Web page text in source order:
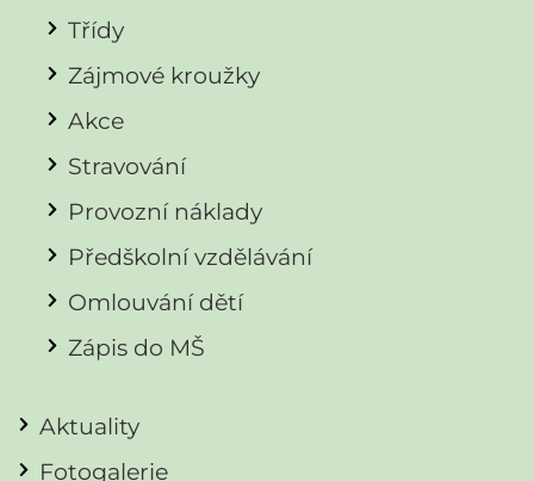
Třídy
Zájmové kroužky
Akce
Stravování
Provozní náklady
Předškolní vzdělávání
Omlouvání dětí
Zápis do MŠ
Aktuality
Fotogalerie